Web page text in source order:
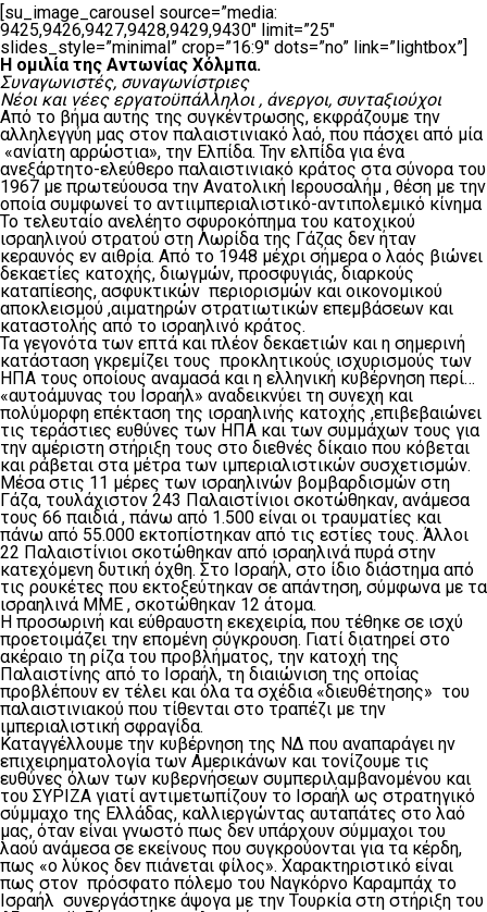
[su_image_carousel source=”media:
9425,9426,9427,9428,9429,9430″ limit=”25″
slides_style=”minimal” crop=”16:9″ dots=”no” link=”lightbox”]
Η ομιλία της Αντωνίας Χόλμπα.
Συναγωνιστές, συναγωνίστριες
Νέοι και νέες εργατοϋπάλληλοι , άνεργοι, συνταξιούχοι
Από το βήμα αυτής της συγκέντρωσης, εκφράζουμε την
αλληλεγγύη μας στον παλαιστινιακό λαό, που πάσχει από μία
«ανίατη αρρώστια», την Ελπίδα. Την ελπίδα για ένα
ανεξάρτητο-ελεύθερο παλαιστινιακό κράτος στα σύνορα του
1967 με πρωτεύουσα την Ανατολική Ιερουσαλήμ , θέση με την
οποία συμφωνεί το αντιιμπεριαλιστικό-αντιπολεμικό κίνημα
Το τελευταίο ανελέητο σφυροκόπημα του κατοχικού
ισραηλινού στρατού στη Λωρίδα της Γάζας δεν ήταν
κεραυνός εν αιθρία. Από το 1948 μέχρι σήμερα ο λαός βιώνει
δεκαετίες κατοχής, διωγμών, προσφυγιάς, διαρκούς
καταπίεσης, ασφυκτικών περιορισμών και οικονομικού
αποκλεισμού ,αιματηρών στρατιωτικών επεμβάσεων και
καταστολής από το ισραηλινό κράτος.
Τα γεγονότα των επτά και πλέον δεκαετιών και η σημερινή
κατάσταση γκρεμίζει τους προκλητικούς ισχυρισμούς των
ΗΠΑ τους οποίους αναμασά και η ελληνική κυβέρνηση περί…
«αυτοάμυνας του Ισραήλ» αναδεικνύει τη συνεχή και
πολύμορφη επέκταση της ισραηλινής κατοχής ,επιβεβαιώνει
τις τεράστιες ευθύνες των ΗΠΑ και των συμμάχων τους για
την αμέριστη στήριξη τους στο διεθνές δίκαιο που κόβεται
και ράβεται στα μέτρα των ιμπεριαλιστικών συσχετισμών.
Μέσα στις 11 μέρες των ισραηλινών βομβαρδισμών στη
Γάζα, τουλάχιστον 243 Παλαιστίνιοι σκοτώθηκαν, ανάμεσα
τους 66 παιδιά , πάνω από 1.500 είναι οι τραυματίες και
πάνω από 55.000 εκτοπίστηκαν από τις εστίες τους. Άλλοι
22 Παλαιστίνιοι σκοτώθηκαν από ισραηλινά πυρά στην
κατεχόμενη δυτική όχθη. Στο Ισραήλ, στο ίδιο διάστημα από
τις ρουκέτες που εκτοξεύτηκαν σε απάντηση, σύμφωνα με τα
ισραηλινά ΜΜΕ , σκοτώθηκαν 12 άτομα.
Η προσωρινή και εύθραυστη εκεχειρία, που τέθηκε σε ισχύ
προετοιμάζει την επομένη σύγκρουση. Γιατί διατηρεί στο
ακέραιο τη ρίζα του προβλήματος, την κατοχή της
Παλαιστίνης από το Ισραήλ, τη διαιώνιση της οποίας
προβλέπουν εν τέλει και όλα τα σχέδια «διευθέτησης» του
παλαιστινιακού που τίθενται στο τραπέζι με την
ιμπεριαλιστική σφραγίδα.
Καταγγέλλουμε την κυβέρνηση της ΝΔ που αναπαράγει ην
επιχειρηματολογία των Αμερικάνων και τονίζουμε τις
ευθύνες όλων των κυβερνήσεων συμπεριλαμβανομένου και
του ΣΥΡΙΖΑ γιατί αντιμετωπίζουν το Ισραήλ ως στρατηγικό
σύμμαχο της Ελλάδας, καλλιεργώντας αυταπάτες στο λαό
μας, όταν είναι γνωστό πως δεν υπάρχουν σύμμαχοι του
λαού ανάμεσα σε εκείνους που συγκρούονται για τα κέρδη,
πως «ο λύκος δεν πιάνεται φίλος». Χαρακτηριστικό είναι
πως στον πρόσφατο πόλεμο του Ναγκόρνο Καραμπάχ το
Ισραήλ συνεργάστηκε άψογα με την Τουρκία στη στήριξη του